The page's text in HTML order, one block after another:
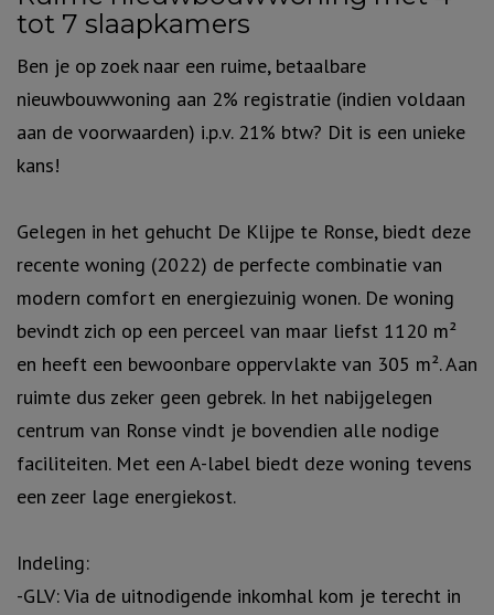
tot 7 slaapkamers
Ben je op zoek naar een ruime, betaalbare
nieuwbouwwoning aan 2% registratie (indien voldaan
aan de voorwaarden) i.p.v. 21% btw? Dit is een unieke
kans!
Gelegen in het gehucht De Klijpe te Ronse, biedt deze
recente woning (2022) de perfecte combinatie van
modern comfort en energiezuinig wonen. De woning
bevindt zich op een perceel van maar liefst 1120 m²
en heeft een bewoonbare oppervlakte van 305 m². Aan
ruimte dus zeker geen gebrek. In het nabijgelegen
centrum van Ronse vindt je bovendien alle nodige
faciliteiten. Met een A-label biedt deze woning tevens
een zeer lage energiekost.
Indeling:
-GLV: Via de uitnodigende inkomhal kom je terecht in